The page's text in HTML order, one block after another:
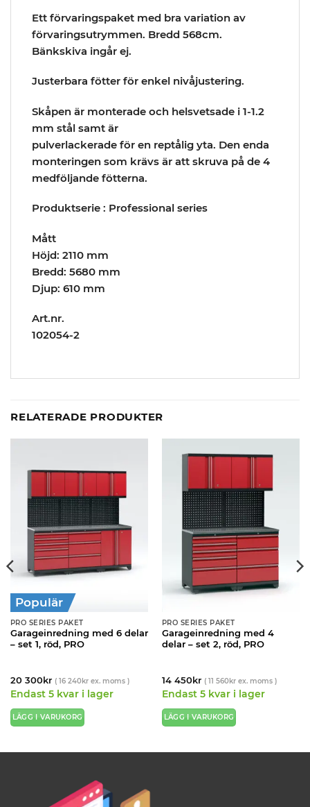
Ett förvaringspaket med bra variation av
förvaringsutrymmen. Bredd 568cm.
Bänkskiva ingår ej.
Justerbara fötter för enkel nivåjustering.
Skåpen är monterade och helsvetsade i 1-1.2
mm stål samt är
pulverlackerade för en reptålig yta. Den enda
monteringen som krävs är att skruva på de 4
medföljande fötterna.
Produktserie : Professional series
Mått
Höjd: 2110 mm
Bredd: 5680 mm
Djup: 610 mm
Art.nr.
102054-2
RELATERADE PRODUKTER
Populär
PRO SERIES PAKET
Garageinredning med 6 delar
– set 1, röd, PRO
20 300kr ( 16 240krex. moms )
Endast 5 kvar i lager
LÄGG I VARUKORG
PRO SERIES PAKET
Garageinredning med 4
delar – set 2, röd, PRO
14 450kr ( 11 560krex. moms )
Endast 5 kvar i lager
LÄGG I VARUKORG